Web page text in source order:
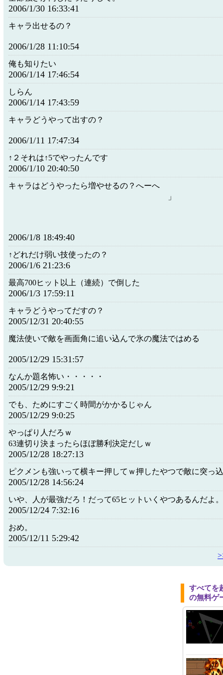
2006/1/30 16:33:41
キャラ出せるの？
2006/1/28 11:10:54
俺も知りたい
2006/1/14 17:46:54
しらん
2006/1/14 17:43:59
キャラどうやって出すの？
2006/1/11 17:47:34
↑２それは↑5でやったんです
2006/1/10 20:40:50
キャラはどうやったら増やせる
」
2006/1/8 18:49:40
↑どれだけ弱い技使ったの？
2006/1/6 21:23:6
最高700ヒット以上（連続）で倒した
2006/1/3 17:59:11
キャラどうやってだすの？
2005/12/31 20:40:55
魔法使いで敵を画面角に追い込んで氷の魔法ではめる
2005/12/29 15:31:57
なんか題名怖い・・・・・
2005/12/29 9:9:21
でも、ためにすごく時間がかかるじゃん
2005/12/29 9:0:25
やっぱり人だろｗ
63連切り決まったらほぼ勝利決定だしｗ
2005/12/28 18:27:13
ピクメンも強いって横キー押してｗ押したやつで敵に突っ
2005/12/28 14:56:24
いや、人が最強だろ！だって65ヒットいくやつあるんだよ。
2005/12/24 7:32:16
おめ。
2005/12/11 5:29:42
すべてを
の無料ゲ